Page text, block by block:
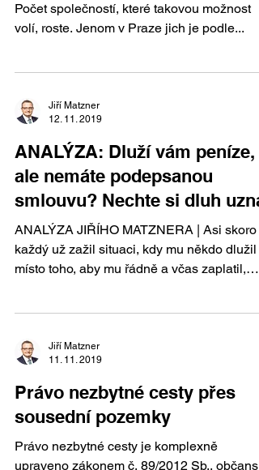
Počet společností, které takovou možnost
volí, roste. Jenom v Praze jich je podle...
Jiří Matzner
12. 11. 2019
ANALÝZA: Dluží vám peníze,
ale nemáte podepsanou
smlouvu? Nechte si dluh
ANALÝZA JIŘÍHO MATZNERA | Asi skoro
každý už zažil situaci, kdy mu někdo dlužil a
místo toho, aby mu řádně a včas zaplatil,
Jiří Matzner
11. 11. 2019
Právo nezbytné cesty přes
sousední pozemky
Právo nezbytné cesty je komplexně
upraveno zákonem č. 89/2012 Sb., občanský